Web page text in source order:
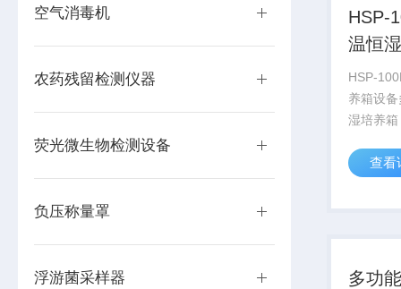
空气消毒机
农药残留检测仪器
荧光微生物检测设备
负压称量罩
浮游菌采样器
HSP-
温恒
HSP-
养箱设
湿培养箱 《功能型》 对需要
织、医
查看
多功